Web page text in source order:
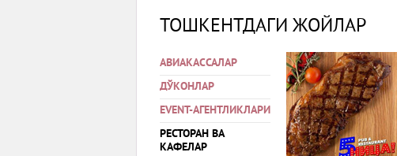
ТОШКЕНТДАГИ ЖОЙЛАР
АВИАКАССАЛАР
ДЎКОНЛАР
EVENT-АГЕНТЛИКЛАРИ
РЕСТОРАН ВА
КАФЕЛАР